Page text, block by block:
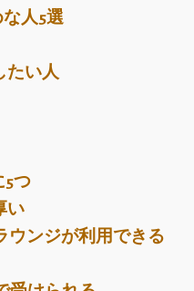
人5選
たい人
5つ
い
ウンジが利用できる